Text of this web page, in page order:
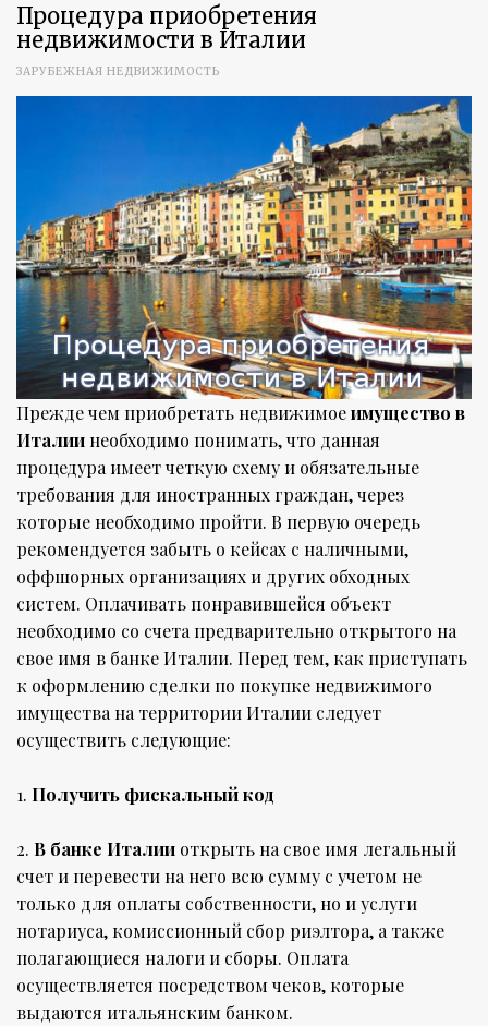
Процедура приобретения
недвижимости в Италии
ЗАРУБЕЖНАЯ НЕДВИЖИМОСТЬ
Прежде чем приобретать недвижимоеимущество в
Италии необходимо понимать, что данная
процедура имеет четкую схему и обязательные
требования для иностранных граждан, через
которые необходимо пройти. В первую очередь
рекомендуется забыть о кейсах с наличными,
оффшорных организациях и других обходных
систем. Оплачивать понравившейся объект
необходимо со счета предварительно открытого на
свое имя в банке Италии. Перед тем, как приступать
к оформлению сделки по покупке недвижимого
имущества на территории Италии следует
осуществить следующие:
1. Получить фискальный код
2. В банке Италии открыть на свое имя легальный
счет и перевести на него всю сумму с учетом не
только для оплаты собственности, но и услуги
нотариуса, комиссионный сбор риэлтора, а также
полагающиеся налоги и сборы. Оплата
осуществляется посредством чеков, которые
выдаются итальянским банком.